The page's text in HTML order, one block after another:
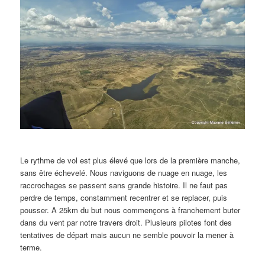
Le rythme de vol est plus élevé que lors de la première manche,
sans être échevelé. Nous naviguons de nuage en nuage, les
raccrochages se passent sans grande histoire. Il ne faut pas
perdre de temps, constamment recentrer et se replacer, puis
pousser. A 25km du but nous commençons à franchement buter
dans du vent par notre travers droit. Plusieurs pilotes font des
tentatives de départ mais aucun ne semble pouvoir la mener à
terme.